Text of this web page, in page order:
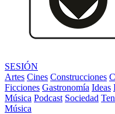
SESIÓN
Artes Cines Construcciones
Ficciones Gastronomía Ideas
Música Podcast Sociedad
Música